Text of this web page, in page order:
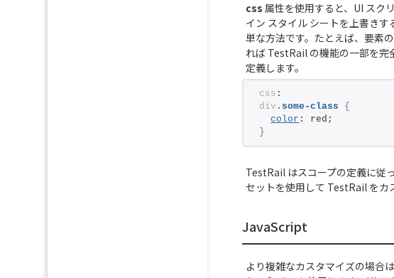
css 属性を使用すると、UI スク
イン スタイル シートを上書き
単な方法です。たとえば、要素
れば TestRail の機能の一部を完
定義します。
css :
div .some-class
{
color : red;
}
TestRail はスコープの定義に従
セットを使用して TestRail をカ
JavaScript
より複雑なカスタマイズの場合